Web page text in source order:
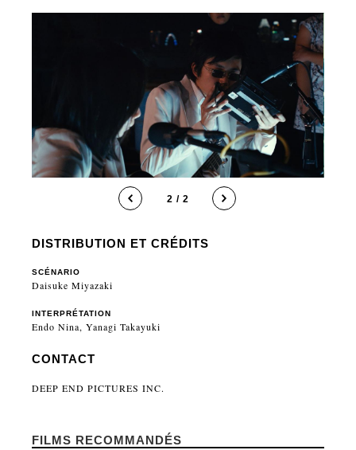
2 / 2
DISTRIBUTION ET CRÉDITS
SCÉNARIO
Daisuke Miyazaki
INTERPRÉTATION
Endo Nina, Yanagi Takayuki
CONTACT
DEEP END PICTURES INC.
FILMS RECOMMANDÉS